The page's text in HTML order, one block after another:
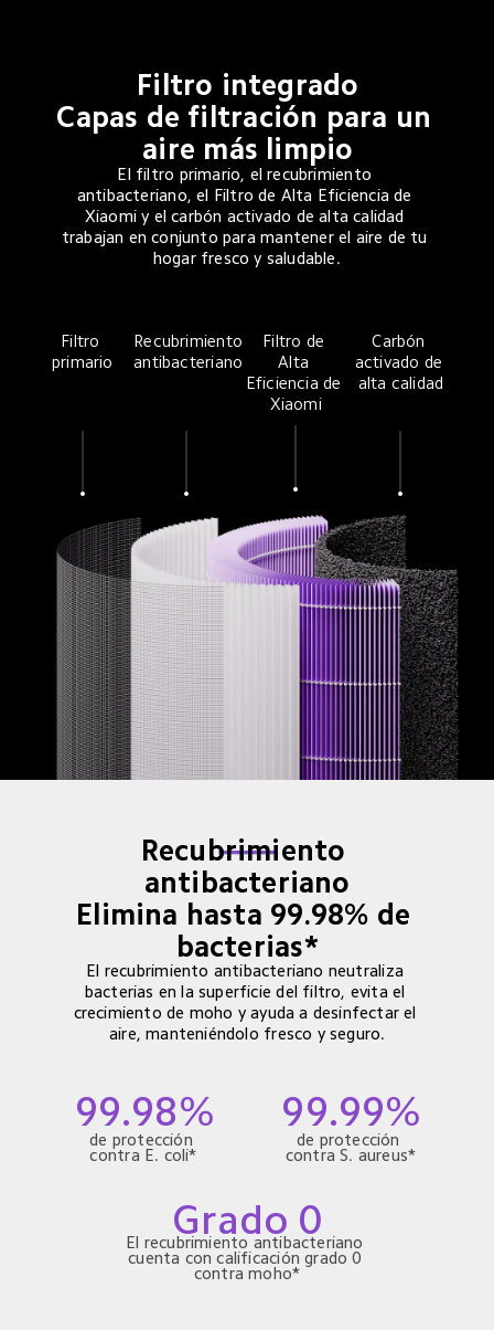
Filtro integrado
Capas de filtración para un
aire más limpio
El filtro primario, el recubrimiento
antibacteriano, el Filtro de Alta Eficiencia de
Xiaomi y el carbón activado de alta calidad
trabajan en conjunto para mantener el aire de tu
hogar fresco y saludable.
Filtro
primario
Recubrimiento
antibacteriano
Filtro de
Alta
Eficiencia de
Xiaomi
Carbón
activado de
alta calidad
Recubrimiento
antibacteriano
Elimina hasta 99.98% de
bacterias*
El recubrimiento antibacteriano neutraliza
bacterias en la superficie del filtro, evita el
crecimiento de moho y ayuda a desinfectar el
aire, manteniéndolo fresco y seguro.
99.98%
de protección
contra E. coli*
99.99%
de protección
contra S. aureus*
Grado 0
El recubrimiento antibacteriano
cuenta con calificación grado 0
contra moho*